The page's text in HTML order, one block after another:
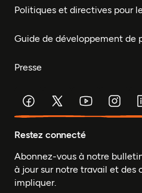
Politiques et directives pour
Guide de développement de
Presse
Restez connecté
Abonnez-vous à notre
à jour sur notre travail et des
impliquer.